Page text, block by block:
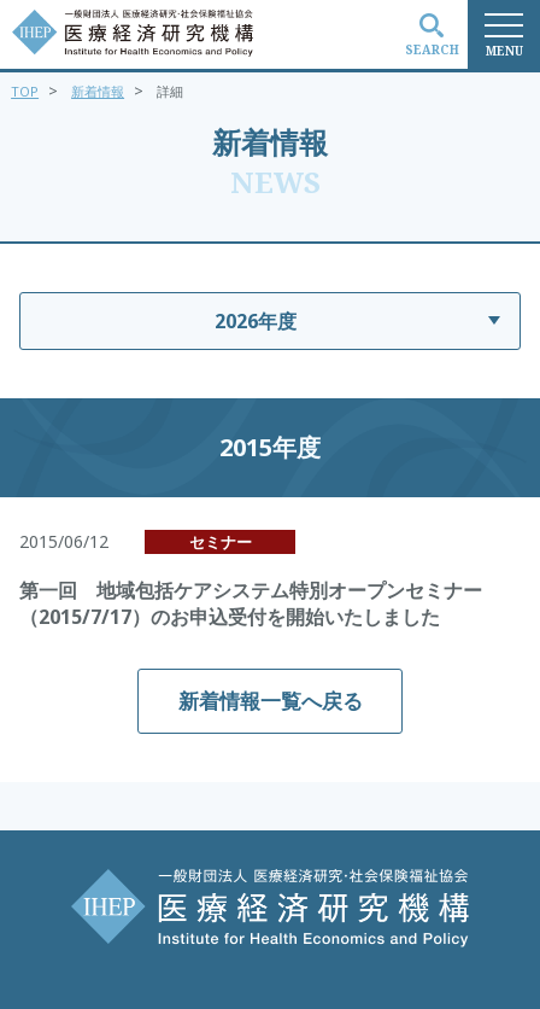
MENU
SEARCH
新着情報
NEWS
TOP > 新着情報 > 詳細
2026年度
2015年度
2015/06/12 セミナー
第一回 地域包括ケアシステム特別オープンセミナー
（2015/7/17）のお申込受付を開始いたしました
新着情報一覧へ戻る